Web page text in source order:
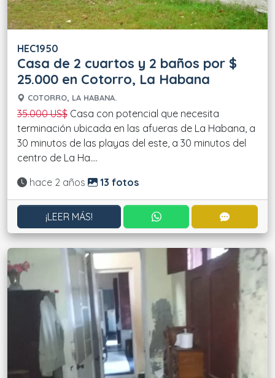
HEC1950
Casa de 2 cuartos y 2 baños por $
25.000 en Cotorro, La Habana
COTORRO, LA HABANA.
35.000 US$ Casa con potencial que necesita
terminación ubicada en las afueras de La Habana, a
30 minutos de las playas del este, a 30 minutos del
centro de La Ha....
Actualizado:
hace 2 años 13 fotos
¡LEER MÁS! CONTACTAR POR